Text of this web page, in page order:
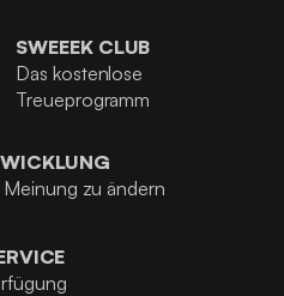
SWEEEK CLUB
Das kostenlose
Treueprogramm
Meinung zu ändern